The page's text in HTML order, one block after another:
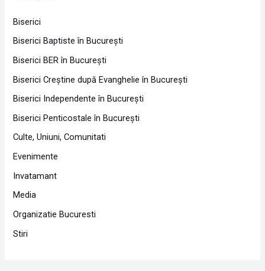
Biserici
Biserici Baptiste în Bucureşti
Biserici BER în Bucureşti
Biserici Creştine după Evanghelie în Bucureşti
Biserici Independente în Bucureşti
Biserici Penticostale în Bucureşti
Culte, Uniuni, Comunitati
Evenimente
Invatamant
Media
Organizatie Bucuresti
Stiri